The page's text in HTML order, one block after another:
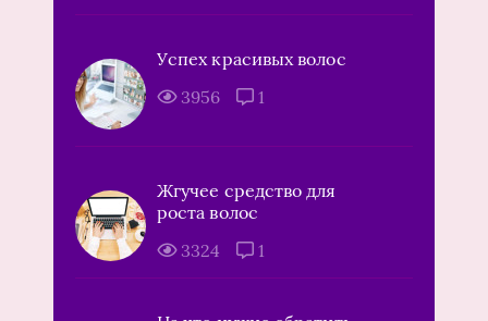
Успех красивых волос
3956
1
Жгучее средство для
роста волос
3324
1